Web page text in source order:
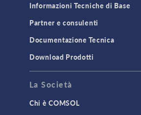
Informazioni Tecniche di Base
Partner e consulenti
Documentazione Tecnica
Download Prodotti
La Società
Chi è COMSOL